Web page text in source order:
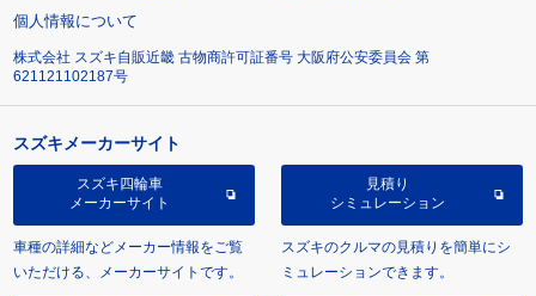
個人情報について
株式会社 スズキ自販近畿 古物商許可証番号 大阪府公安委員会 第
621121102187号
スズキメーカーサイト
スズキ四輪車
メーカーサイト
車種の詳細などメーカー情報をご覧
いただける、メーカーサイトです。
見積り
シミュレーション
スズキのクルマの見積りを簡単にシ
ミュレーションできます。